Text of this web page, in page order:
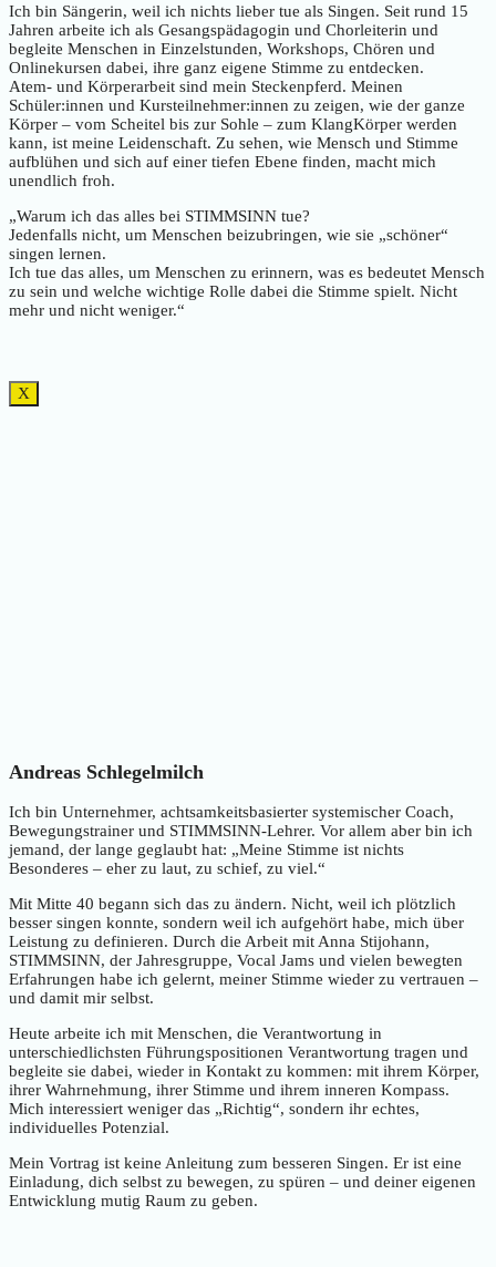
Ich bin Sängerin, weil ich nichts lieber tue als Singen. Seit rund 15
Jahren arbeite ich als Gesangspädagogin und Chorleiterin und
begleite Menschen in Einzelstunden, Workshops, Chören und
Onlinekursen dabei, ihre ganz eigene Stimme zu entdecken.
Atem- und Körperarbeit sind mein Steckenpferd. Meinen
Schüler:innen und Kursteilnehmer:innen zu zeigen, wie der ganze
Körper – vom Scheitel bis zur Sohle – zum KlangKörper werden
kann, ist meine Leidenschaft. Zu sehen, wie Mensch und Stimme
aufblühen und sich auf einer tiefen Ebene finden, macht mich
unendlich froh.
„Warum ich das alles bei STIMMSINN tue?
Jedenfalls nicht, um Menschen beizubringen, wie sie „schöner“
singen lernen.
Ich tue das alles, um Menschen zu erinnern, was es bedeutet Mensch
zu sein und welche wichtige Rolle dabei die Stimme spielt. Nicht
mehr und nicht weniger.“
X
Andreas Schlegelmilch
Ich bin Unternehmer, achtsamkeitsbasierter systemischer Coach,
Bewegungstrainer und STIMMSINN-Lehrer. Vor allem aber bin ich
jemand, der lange geglaubt hat: „Meine Stimme ist nichts
Besonderes – eher zu laut, zu schief, zu viel.“
Mit Mitte 40 begann sich das zu ändern. Nicht, weil ich plötzlich
besser singen konnte, sondern weil ich aufgehört habe, mich über
Leistung zu definieren. Durch die Arbeit mit Anna Stijohann,
STIMMSINN, der Jahresgruppe, Vocal Jams und vielen bewegten
Erfahrungen habe ich gelernt, meiner Stimme wieder zu vertrauen –
und damit mir selbst.
Heute arbeite ich mit Menschen, die Verantwortung in
unterschiedlichsten Führungspositionen Verantwortung tragen und
begleite sie dabei, wieder in Kontakt zu kommen: mit ihrem Körper,
ihrer Wahrnehmung, ihrer Stimme und ihrem inneren Kompass.
Mich interessiert weniger das „Richtig“, sondern ihr echtes,
individuelles Potenzial.
Mein Vortrag ist keine Anleitung zum besseren Singen. Er ist eine
Einladung, dich selbst zu bewegen, zu spüren – und deiner eigenen
Entwicklung mutig Raum zu geben.